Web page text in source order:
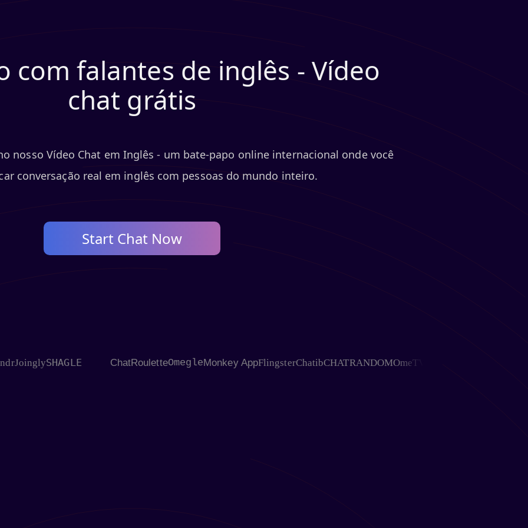
com falantes de inglês - Vídeo
chat grátis
nosso Vídeo Chat em Inglês - um bate-papo online internacional onde você
conversação real em inglês com pessoas do mundo inteiro.
Start Chat Now
SHAGLE ChatRouletteOmegleMonkey AppFlingsterChatibCHATRANDOMOmeTVChativ